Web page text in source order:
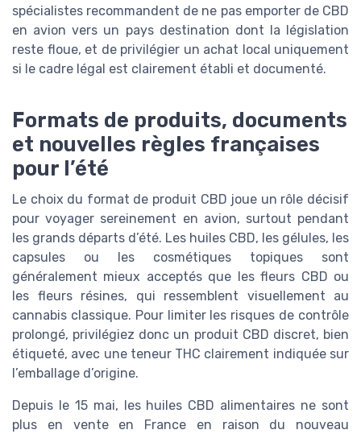
spécialistes recommandent de ne pas emporter de CBD
en avion vers un pays destination dont la législation
reste floue, et de privilégier un achat local uniquement
si le cadre légal est clairement établi et documenté.
Formats de produits, documents
et nouvelles règles françaises
pour l’été
Le choix du format de produit CBD joue un rôle décisif
pour voyager sereinement en avion, surtout pendant
les grands départs d’été. Les huiles CBD, les gélules, les
capsules ou les cosmétiques topiques sont
généralement mieux acceptés que les fleurs CBD ou
les fleurs résines, qui ressemblent visuellement au
cannabis classique. Pour limiter les risques de contrôle
prolongé, privilégiez donc un produit CBD discret, bien
étiqueté, avec une teneur THC clairement indiquée sur
l’emballage d’origine.
Depuis le 15 mai, les huiles CBD alimentaires ne sont
plus en vente en France en raison du nouveau